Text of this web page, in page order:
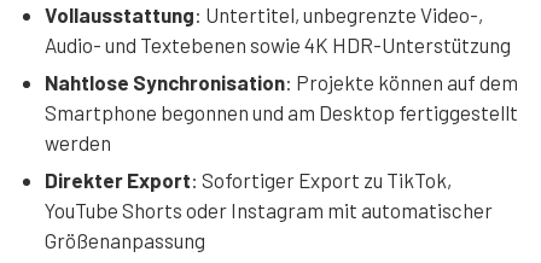
Vollausstattung: Untertitel, unbegrenzte Video-,
Audio- und Textebenen sowie 4K HDR-Unterstützung
Nahtlose Synchronisation: Projekte können auf dem
Smartphone begonnen und am Desktop fertiggestellt
werden
Direkter Export: Sofortiger Export zu TikTok,
YouTube Shorts oder Instagram mit automatischer
Größenanpassung